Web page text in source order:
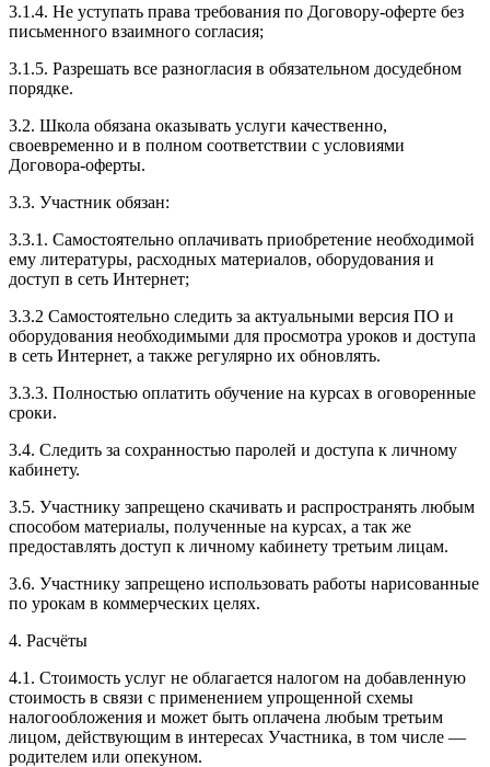
3.1.4. Не уступать права требования по Договору-оферте без
письменного взаимного согласия;
3.1.5. Разрешать все разногласия в обязательном досудебном
порядке.
3.2. Школа обязана оказывать услуги качественно,
своевременно и в полном соответствии с условиями
Договора-оферты.
3.3. Участник обязан:
3.3.1. Cамостоятельно оплачивать приобретение необходимой
ему литературы, расходных материалов, оборудования и
доступ в сеть Интернет;
3.3.2 Самостоятельно следить за актуальными версия ПО и
оборудования необходимыми для просмотра уроков и доступа
в сеть Интернет, а также регулярно их обновлять.
3.3.3. Полностью оплатить обучение на курсах в оговоренные
сроки.
3.4. Следить за сохранностью паролей и доступа к личному
кабинету.
3.5. Участнику запрещено скачивать и распространять любым
способом материалы, полученные на курсах, а так же
предоставлять доступ к личному кабинету третьим лицам.
3.6. Участнику запрещено использовать работы нарисованные
по урокам в коммерческих целях.
4. Расчёты
4.1. Cтоимость услуг не облагается налогом на добавленную
стоимость в связи с применением упрощенной схемы
налогообложения и может быть оплачена любым третьим
лицом, действующим в интересах Участника, в том числе —
родителем или опекуном.